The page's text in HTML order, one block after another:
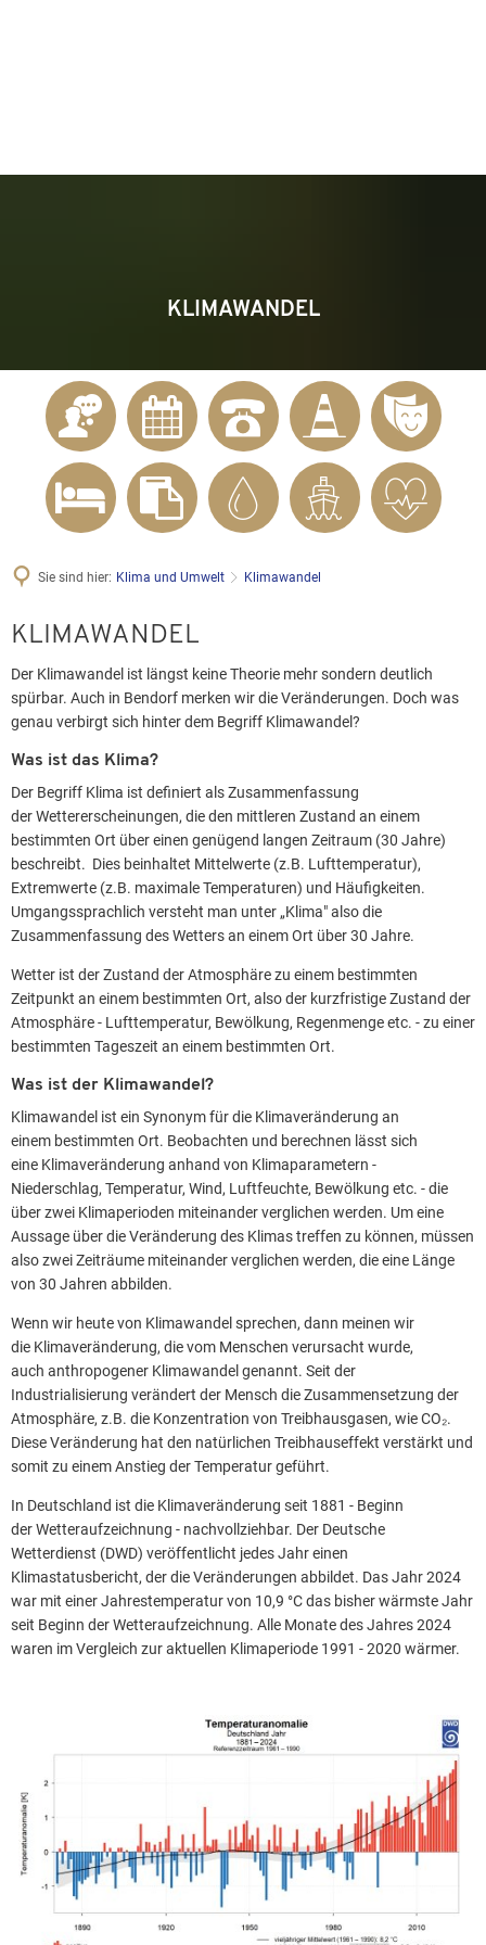
KLIMAWANDEL
Sie sind hier: Klima und Umwelt Klimawandel
KLIMAWANDEL
Der Klimawandel ist längst keine Theorie mehr sondern deutlich
spürbar. Auch in Bendorf merken wir die Veränderungen. Doch was
genau verbirgt sich hinter dem Begriff Klimawandel?
Was ist das Klima?
Der Begriff Klima ist definiert als Zusammenfassung
der Wettererscheinungen, die den mittleren Zustand an einem
bestimmten Ort über einen genügend langen Zeitraum (30 Jahre)
beschreibt. Dies beinhaltet Mittelwerte (z.B. Lufttemperatur),
Extremwerte (z.B. maximale Temperaturen) und Häufigkeiten.
Umgangssprachlich versteht man unter „Klima" also die
Zusammenfassung des Wetters an einem Ort über 30 Jahre.
Wetter ist der Zustand der Atmosphäre zu einem bestimmten
Zeitpunkt an einem bestimmten Ort, also der kurzfristige Zustand der
Atmosphäre - Lufttemperatur, Bewölkung, Regenmenge etc. - zu einer
bestimmten Tageszeit an einem bestimmten Ort.
Was ist der Klimawandel?
Klimawandel ist ein Synonym für die Klimaveränderung an
einem bestimmten Ort. Beobachten und berechnen lässt sich
eine Klimaveränderung anhand von Klimaparametern -
Niederschlag, Temperatur, Wind, Luftfeuchte, Bewölkung etc. - die
über zwei Klimaperioden miteinander verglichen werden. Um eine
Aussage über die Veränderung des Klimas treffen zu können, müssen
also zwei Zeiträume miteinander verglichen werden, die eine Länge
von 30 Jahren abbilden.
Wenn wir heute von Klimawandel sprechen, dann meinen wir
die Klimaveränderung, die vom Menschen verursacht wurde,
auch anthropogener Klimawandel genannt. Seit der
Industrialisierung verändert der Mensch die Zusammensetzung der
Atmosphäre, z.B. die Konzentration von Treibhausgasen, wie CO₂.
Diese Veränderung hat den natürlichen Treibhauseffekt verstärkt und
somit zu einem Anstieg der Temperatur geführt.
In Deutschland ist die Klimaveränderung seit 1881 - Beginn
der Wetteraufzeichnung - nachvollziehbar. Der Deutsche
Wetterdienst (DWD) veröffentlicht jedes Jahr einen
Klimastatusbericht, der die Veränderungen abbildet. Das Jahr 2024
war mit einer Jahrestemperatur von 10,9 °C das bisher wärmste Jahr
seit Beginn der Wetteraufzeichnung. Alle Monate des Jahres 2024
waren im Vergleich zur aktuellen Klimaperiode 1991 - 2020 wärmer.